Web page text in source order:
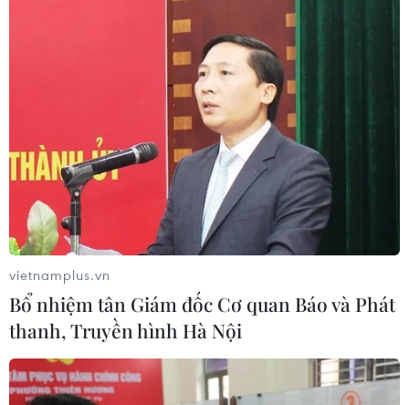
vietnamplus.vn
Bổ nhiệm tân Giám đốc Cơ quan Báo và Phát
thanh, Truyền hình Hà Nội